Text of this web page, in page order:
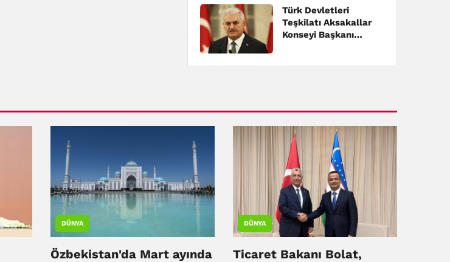
Türk Devletleri
Teşkilatı Aksakallar
Konseyi Başkanı
DÜNYA
Özbekistan'da Mart ayında
DÜNYA
Ticaret Bakanı Bolat,